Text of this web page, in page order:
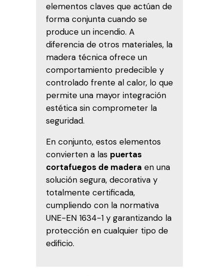
elementos claves que actúan de
forma conjunta cuando se
produce un incendio. A
diferencia de otros materiales, la
madera técnica ofrece un
comportamiento predecible y
controlado frente al calor, lo que
permite una mayor integración
estética sin comprometer la
seguridad.
En conjunto, estos elementos
convierten a las puertas
cortafuegos de madera en una
solución segura, decorativa y
totalmente certificada,
cumpliendo con la normativa
UNE-EN 1634-1 y garantizando la
protección en cualquier tipo de
edificio.